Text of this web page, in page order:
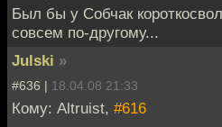
Был бы у Собчак
совсем по-другому...
Julski »
#636 | 18.04.08 21:33
Кому: Altruist, #616